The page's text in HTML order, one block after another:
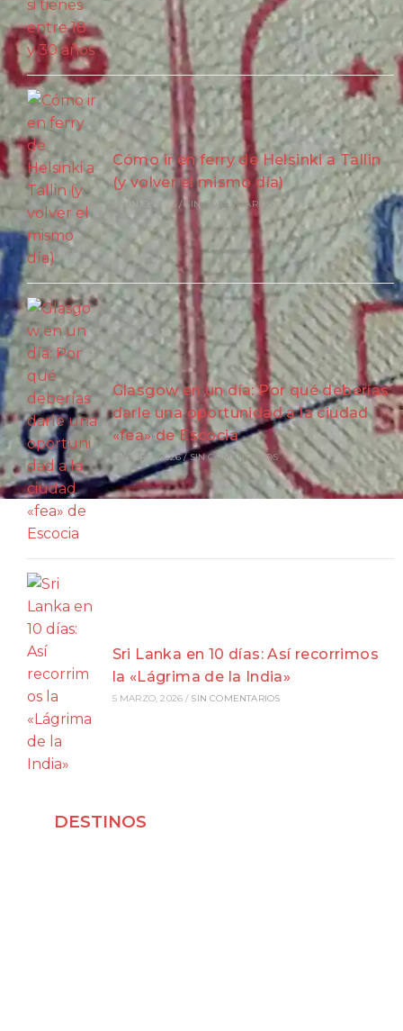
Cómo ir en ferry de Helsinki a Tallin
(y volver el mismo día)
3 JUNIO, 2026 / SIN COMENTARIOS
Glasgow en un día: Por qué deberías
darle una oportunidad a la ciudad
«fea» de Escocia
27 ABRIL, 2026 / SIN COMENTARIOS
Sri Lanka en 10 días: Así recorrimos
la «Lágrima de la India»
5 MARZO, 2026 / SIN COMENTARIOS
DESTINOS